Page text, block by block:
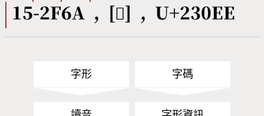
CNS查詢 Unicode查詢
15-2F6A , [𣃮] , U+230EE
字形 字碼